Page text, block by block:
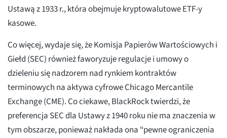
Ustawą z 1933 r., która obejmuje kryptowalutowe ETF-y
kasowe.
Co więcej, wydaje się, że Komisja Papierów Wartościowych i
Giełd (SEC) również faworyzuje regulacje i umowy o
dzieleniu się nadzorem nad rynkiem kontraktów
terminowych na aktywa cyfrowe Chicago Mercantile
Exchange (CME). Co ciekawe, BlackRock twierdzi, że
preferencja SEC dla Ustawy z 1940 roku nie ma znaczenia w
tym obszarze, ponieważ nakłada ona “pewne ograniczenia